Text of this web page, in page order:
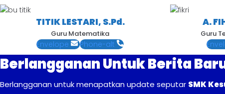
TITIK LESTARI, S.Pd.
Guru Matematika
Envelope Phone-alt
A.
Guru
Berlangganan Untuk Berita
Berlangganan untuk menapatkan update seputar SMK